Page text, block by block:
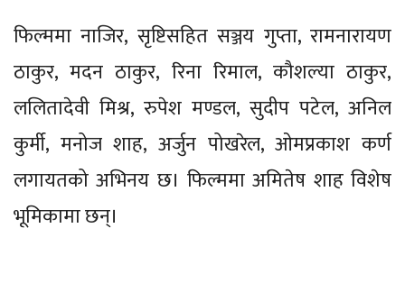
फिल्ममा नाजिर, सृष्टिसहित सञ्जय गुप्ता, रामनारायण
ठाकुर, मदन ठाकुर, रिना रिमाल, कौशल्या ठाकुर,
ललितादेवी मिश्र, रुपेश मण्डल, सुदीप पटेल, अनिल
कुर्मी, मनोज शाह, अर्जुन पोखरेल, ओमप्रकाश कर्ण
लगायतको अभिनय छ। फिल्ममा अमितेष शाह विशेष
भूमिकामा छन्।